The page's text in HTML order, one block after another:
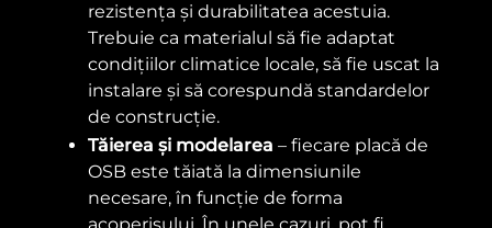
rezistența și durabilitatea acestuia.
Trebuie ca materialul să fie adaptat
condițiilor climatice locale, să fie uscat la
instalare și să corespundă standardelor
de construcție.
Tăierea și modelarea – fiecare placă de
OSB este tăiată la dimensiunile
necesare, în funcție de forma